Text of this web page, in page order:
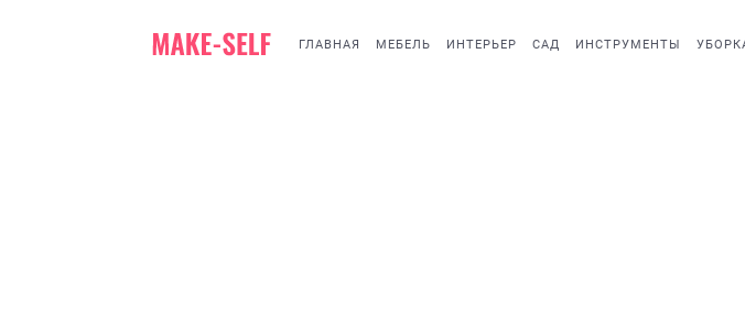
ГЛАВНАЯ МЕБЕЛЬ ИНТЕРЬЕР САД ИНСТРУМЕНТЫ